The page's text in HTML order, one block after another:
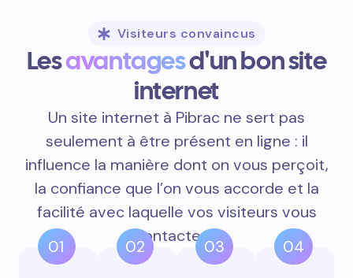
Visiteurs convaincus
Lesavantagesd'un bon site
internet
Un site internet à Pibrac ne sert pas
seulement à être présent en ligne : il
influence la manière dont on vous perçoit,
la confiance que l’on vous accorde et la
facilité avec laquelle vos visiteurs vous
contactent.
01 02 03 04